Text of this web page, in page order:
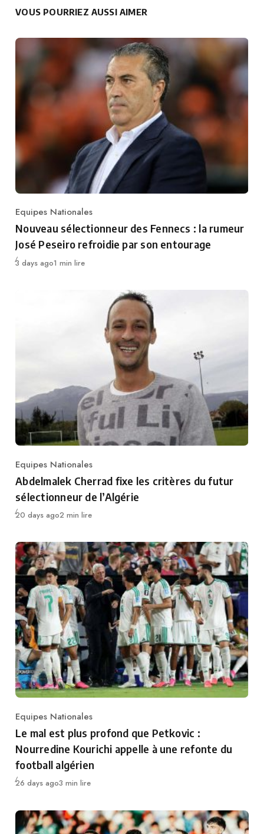
VOUS POURRIEZ AUSSI AIMER
Category
Equipes Nationales
Nouveau sélectionneur des Fennecs : la rumeur
José Peseiro refroidie par son entourage
Publié
3 days ago1 min lire
Category
Equipes Nationales
Abdelmalek Cherrad fixe les critères du futur
sélectionneur de l’Algérie
Publié
20 days ago2 min lire
Category
Equipes Nationales
Le mal est plus profond que Petkovic :
Nourredine Kourichi appelle à une refonte du
football algérien
Publié
26 days ago3 min lire